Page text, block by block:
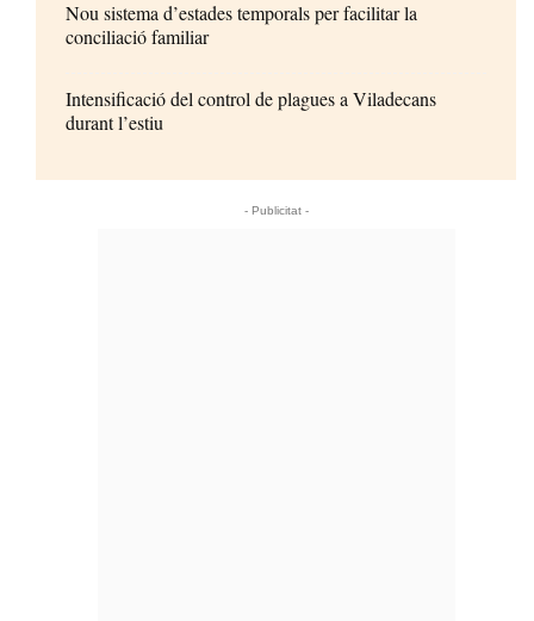
Nou sistema d’estades temporals per facilitar la
conciliació familiar
Intensificació del control de plagues a Viladecans
durant l’estiu
- Publicitat -